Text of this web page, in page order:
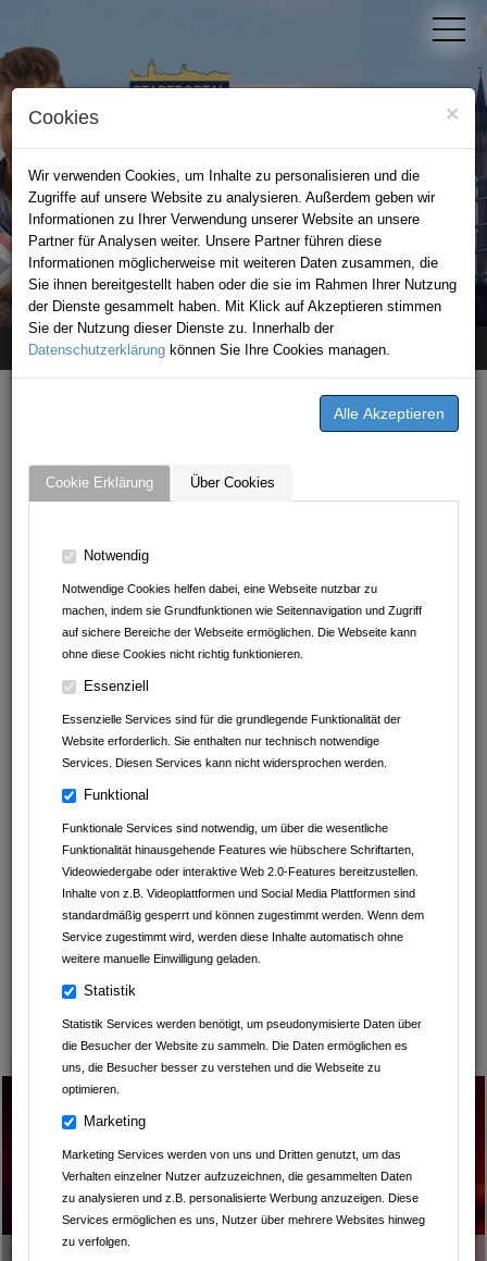
×
Cookies
Wir verwenden Cookies, um Inhalte zu personalisieren und die
Zugriffe auf unsere Website zu analysieren. Außerdem geben wir
Informationen zu Ihrer Verwendung unserer Website an unsere
Partner für Analysen weiter. Unsere Partner führen diese
Informationen möglicherweise mit weiteren Daten zusammen, die
Sie ihnen bereitgestellt haben oder die sie im Rahmen Ihrer Nutzung
der Dienste gesammelt haben. Mit Klick auf Akzeptieren stimmen
Sie der Nutzung dieser Dienste zu. Innerhalb der
Datenschutzerklärung können Sie Ihre Cookies managen.
Cookie Erklärung Über Cookies
Notwendig
Notwendige Cookies helfen dabei, eine Webseite nutzbar zu
machen, indem sie Grundfunktionen wie Seitennavigation und Zugriff
auf sichere Bereiche der Webseite ermöglichen. Die Webseite kann
ohne diese Cookies nicht richtig funktionieren.
Essenziell
Essenzielle Services sind für die grundlegende Funktionalität der
Website erforderlich. Sie enthalten nur technisch notwendige
Services. Diesen Services kann nicht widersprochen werden.
Funktional
Funktionale Services sind notwendig, um über die wesentliche
Funktionalität hinausgehende Features wie hübschere Schriftarten,
Videowiedergabe oder interaktive Web 2.0-Features bereitzustellen.
Inhalte von z.B. Videoplattformen und Social Media Plattformen sind
standardmäßig gesperrt und können zugestimmt werden. Wenn dem
Service zugestimmt wird, werden diese Inhalte automatisch ohne
weitere manuelle Einwilligung geladen.
Statistik
Statistik Services werden benötigt, um pseudonymisierte Daten über
die Besucher der Website zu sammeln. Die Daten ermöglichen es
uns, die Besucher besser zu verstehen und die Webseite zu
optimieren.
Marketing
Marketing Services werden von uns und Dritten genutzt, um das
Verhalten einzelner Nutzer aufzuzeichnen, die gesammelten Daten
zu analysieren und z.B. personalisierte Werbung anzuzeigen. Diese
Services ermöglichen es uns, Nutzer über mehrere Websites hinweg
zu verfolgen.
STADTPORTAL BAD WIMPFEN
Home News Black Label Mitgliedschaft
Imbiss am Baumarkt
Müller Reisen
clever fit Mosbach
Fachwerk Optik
Kaffeefaktur
Avdyli Immobilien
Abnehmen im Liegen Sinsheim
D.A.S. Nachhilfeinstitut UG (haftungsbeschränkt)
Geschmackvoll Food Club
K&J Kompressionsversorgung
Thermen & Badewelt Sinsheim
Geschrieben am